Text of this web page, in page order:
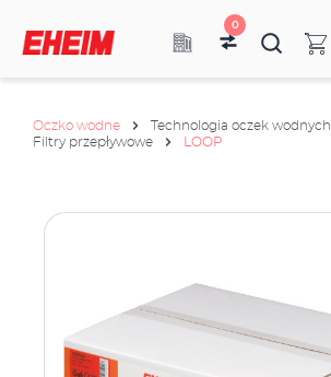
0
Oczko wodne
Technologia oczek wodnych
Filtry przepływowe
LOOP